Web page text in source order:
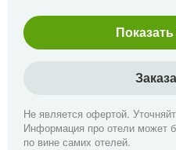
Не является офертой.
Информация про отели может
по вине самих отелей.